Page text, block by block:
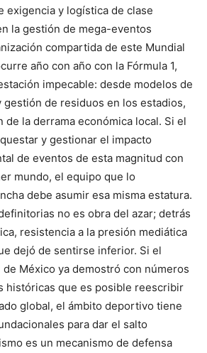
exigencia y logística de clase
la gestión de mega-eventos
compartida de este Mundial
año con año con la Fórmula 1,
impecable: desde modelos de
gestión de residuos en los estadios,
de la derrama económica local. Si el
y gestionar el impacto
de eventos de esta magnitud con
mundo, el equipo que lo
debe asumir esa misma estatura.
no es obra del azar; detrás
resistencia a la presión mediática
dejó de sentirse inferior. Si el
México ya demostró con números
históricas que es posible reescribir
global, el ámbito deportivo tiene
para dar el salto
es un mecanismo de defensa